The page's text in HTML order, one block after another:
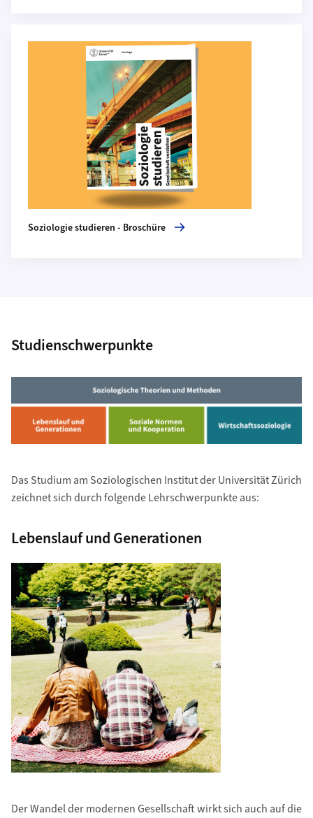
Soziologie studieren - Broschüre
Mehr zu Soziologie studieren - Broschüre
Studienschwerpunkte
Das Studium am Soziologischen Institut der Universität Zürich
zeichnet sich durch folgende Lehrschwerpunkte aus:
Lebenslauf und Generationen
Der Wandel der modernen Gesellschaft wirkt sich auch auf die